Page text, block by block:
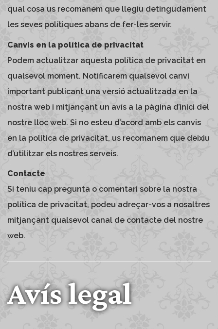
qual cosa us recomanem que llegiu detingudament
les seves polítiques abans de fer-les servir.
Canvis en la política de privacitat
Podem actualitzar aquesta política de privacitat en
qualsevol moment. Notificarem qualsevol canvi
important publicant una versió actualitzada en la
nostra web i mitjançant un avís a la pàgina d’inici del
nostre lloc web. Si no esteu d’acord amb els canvis
en la política de privacitat, us recomanem que deixiu
d’utilitzar els nostres serveis.
Contacte
Si teniu cap pregunta o comentari sobre la nostra
política de privacitat, podeu adreçar-vos a nosaltres
mitjançant qualsevol canal de contacte del nostre
web.
Avís legal